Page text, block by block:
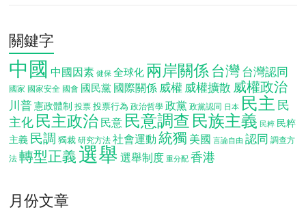
關鍵字
中國 中國因素 健保 全球化 兩岸關係 台灣台灣認同
國家 國家安全 國會 國民黨 國際關係 威權 威權擴散 威權政治
川普 憲政體制 投票 投票行為 政治哲學 政黨 政黨認同 日本 民主 民
主化 民主政治 民意 民意調查 民族主義 民粹 民粹
主義 民調 獨裁 研究方法 社會運動 統獨 美國 言論自由 認同 調查方
法 轉型正義 選舉 選舉制度 重分配 香港
月份文章